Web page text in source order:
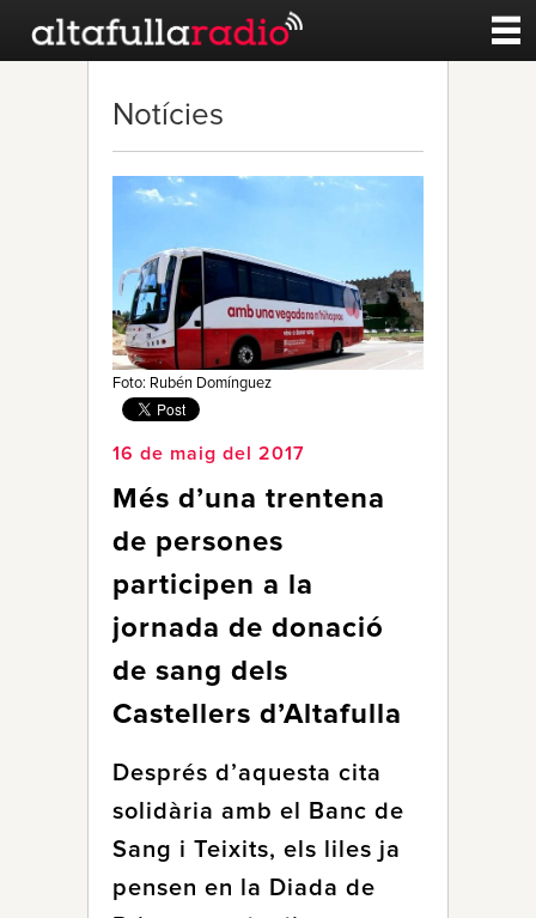
Noticies
Qui Som
Notícies
Foto: Rubén Domínguez
16 de maig del 2017
Més d’una trentena
de persones
participen a la
jornada de donació
de sang dels
Castellers d’Altafulla
Després d’aquesta cita
solidària amb el Banc de
Sang i Teixits, els liles ja
pensen en la Diada de